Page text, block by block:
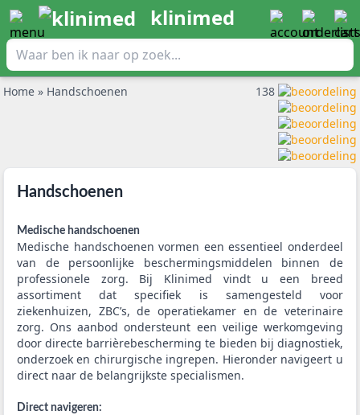
klinimed
Home » Handschoenen 138
Handschoenen
Medische handschoenen
Medische handschoenen vormen een essentieel onderdeel
van de persoonlijke beschermingsmiddelen binnen de
professionele zorg. Bij Klinimed vindt u een breed
assortiment dat specifiek is samengesteld voor
ziekenhuizen, ZBC’s, de operatiekamer en de veterinaire
zorg. Ons aanbod ondersteunt een veilige werkomgeving
door directe barrièrebescherming te bieden bij diagnostiek,
onderzoek en chirurgische ingrepen. Hieronder navigeert u
direct naar de belangrijkste specialismen.
Direct navigeren: